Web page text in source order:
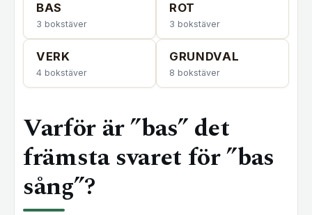
BAS
3 bokstäver
ROT
3 bokstäver
VERK
4 bokstäver
GRUNDVAL
8 bokstäver
Varför är ”bas” det
främsta svaret för ”bas
sång”?